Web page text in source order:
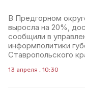
В Предгорном
выросла на 20%,
сообщили в
информполитики
Ставропольского
13 апреля , 10:30